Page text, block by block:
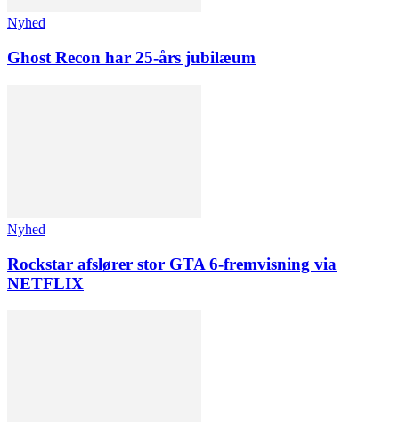
Nyhed
Ghost Recon har 25-års jubilæum
Nyhed
Rockstar afslører stor GTA 6-fremvisning via
NETFLIX